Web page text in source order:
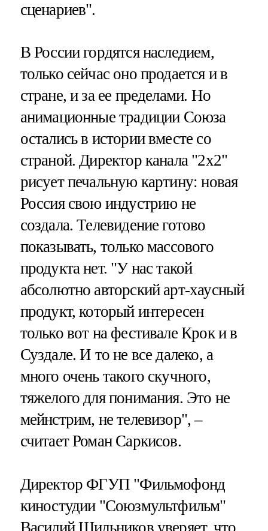
сценариев".
В России гордятся наследием,
только сейчас оно продается и в
стране, и за ее пределами. Но
анимационные традиции Союза
остались в истории вместе со
страной. Директор канала "2х2"
рисует печальную картину: новая
Россия свою индустрию не
создала. Телевидение готово
показывать, только массового
продукта нет. "У нас такой
абсолютно авторский арт-хаусный
продукт, который интересен
только вот на фестивале Крок и в
Суздале. И то не все далеко, а
много очень такого скучного,
тяжелого для понимания. Это не
мейнстрим, не телевизор", –
считает Роман Саркисов.
Директор ФГУП "Фильмофонд
киностудии "Союзмультфильм"